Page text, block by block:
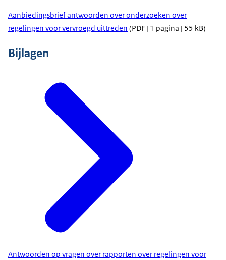
Aanbiedingsbrief antwoorden over onderzoeken over
regelingen voor vervroegd uittreden (PDF | 1 pagina | 55 kB)
Bijlagen
Antwoorden op vragen over rapporten over regelingen voor